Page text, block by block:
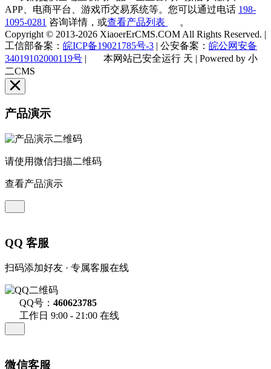
APP、电商平台、游戏币交易系统等。您可以通过电话 198-
1095-0281 咨询详情，或查看产品列表
。
Copyright © 2013-2026 XiaoerErCMS.COM All Rights Reserved.
工信部备案： 皖ICP备19021785号-3 公安备案： 皖公网安备
34019102000119号
本网站已安全运行 天
Powered by 小
二CMS
产品演示
请使用微信扫描二维码
查看产品演示
QQ 客服
扫码添加好友 · 专属客服在线
QQ号： 460623785
工作日 9:00 - 21:00 在线
微信客服